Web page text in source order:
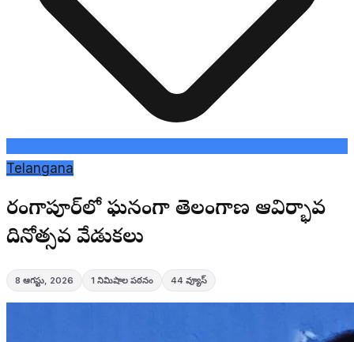
Telangana
సారంగాపూర్‌లో ఘనంగా తెలంగాణ ఆవిర్భావ
దినోత్సవ వేడుకలు
8 ఆగస్టు, 2026 1 నిమిషాల పఠనం 44 వ్యూస్